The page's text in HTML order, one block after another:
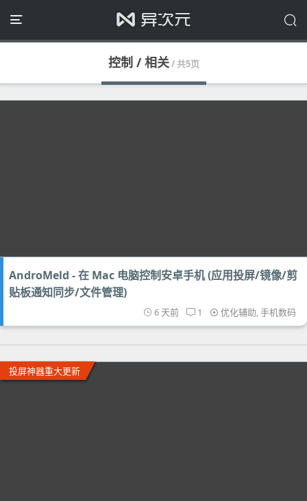
控制 / 相关/ 共5页
AndroMeld - 在 Mac 电脑控制安卓手机 (应用投屏/镜像/剪
贴板通知同步/文件管理)
6 天前 1 优化辅助,手机数码
投屏神器重大更新